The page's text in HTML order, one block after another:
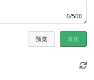
0/500
预览 发送